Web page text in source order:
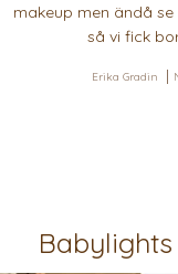
makeup men ändå
så vi fick
Erika Gradin